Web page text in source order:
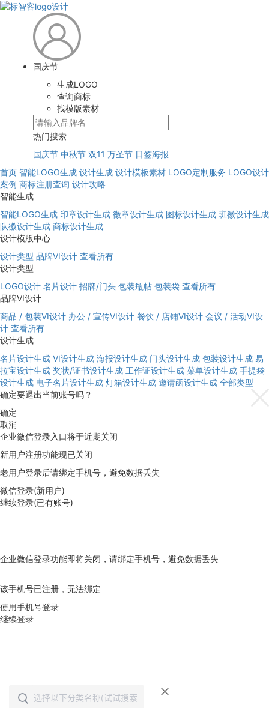
国庆节
生成LOGO
查询商标
找模版素材
热门搜索
国庆节 中秋节 双11 万圣节 日签海报
首页 智能LOGO生成 设计生成 设计模板素材 LOGO定制服务 LOGO设计
案例 商标注册查询 设计攻略
智能生成
智能LOGO生成 印章设计生成 徽章设计生成 图标设计生成 班徽设计生成
队徽设计生成 商标设计生成
设计模版中心
设计类型 品牌VI设计 查看所有
设计类型
LOGO设计 名片设计 招牌/门头 包装瓶帖 包装袋 查看所有
品牌VI设计
商品 / 包装VI设计 办公 / 宣传VI设计 餐饮 / 店铺VI设计 会议 / 活动VI设
计 查看所有
设计生成
名片设计生成 VI设计生成 海报设计生成 门头设计生成 包装设计生成 易
拉宝设计生成 奖状/证书设计生成 工作证设计生成 菜单设计生成 手提袋
设计生成 电子名片设计生成 灯箱设计生成 邀请函设计生成 全部类型
确定要退出当前账号吗？
确定
取消
企业微信登录入口将于近期关闭
新用户注册功能现已关闭
老用户登录后请绑定手机号，避免数据丢失
微信登录(新用户)
继续登录(已有账号)
企业微信登录功能即将关闭，请绑定手机号，避免数据丢失
该手机号已注册，无法绑定
使用手机号登录
继续登录